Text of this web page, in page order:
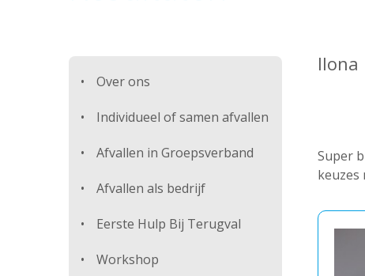
Over ons
Individueel of samen afvallen
Afvallen in Groepsverband
Afvallen als bedrijf
Eerste Hulp Bij Terugval
Workshop
Super
keuzes